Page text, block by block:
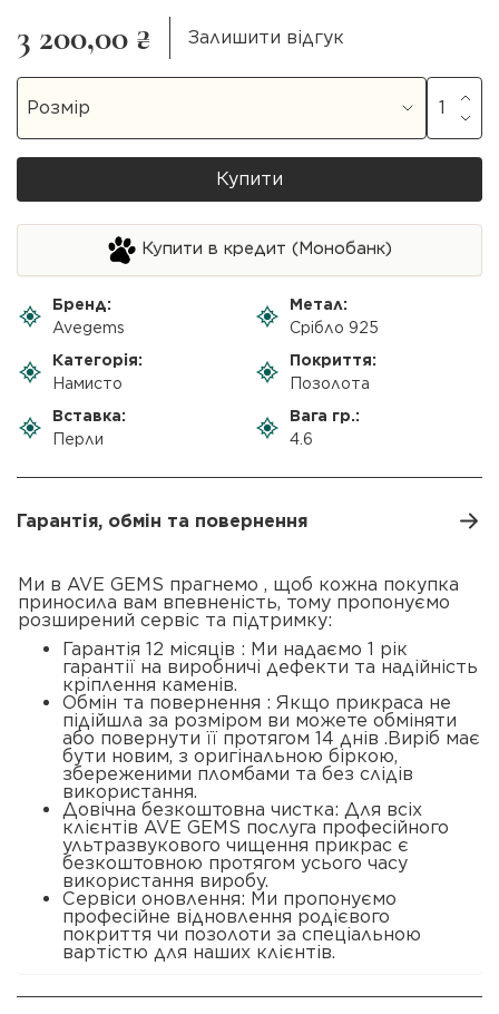
3 200,00 ₴
Залишити відгук
Купити
Купити в кредит (Монобанк)
Бренд:
Avegems
Метал:
Срібло 925
Категорія:
Намисто
Покриття:
Позолота
Вставка:
Перли
Вага гр.:
4.6
Гарантія, обмін та повернення
Ми в AVE GEMS прагнемо , щоб кожна покупка
приносила вам впевненість, тому пропонуємо
розширений сервіс та підтримку:
Гарантія 12 місяців : Ми надаємо 1 рік
гарантії на виробничі дефекти та надійність
кріплення каменів.
Обмін та повернення : Якщо прикраса не
підійшла за розміром ви можете обміняти
або повернути її протягом 14 днів .Виріб має
бути новим, з оригінальною біркою,
збереженими пломбами та без слідів
використання.
Довічна безкоштовна чистка: Для всіх
клієнтів AVE GEMS послуга професійного
ультразвукового чищення прикрас є
безкоштовною протягом усього часу
використання виробу.
Сервіси оновлення: Ми пропонуємо
професійне відновлення родієвого
покриття чи позолоти за спеціальною
вартістю для наших клієнтів.